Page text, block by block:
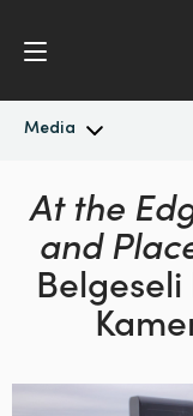
Media
En Son Haberler
Haber Arşivi
Basın Resimleri
Argentina
Australia
Austria
Canada
At the
and